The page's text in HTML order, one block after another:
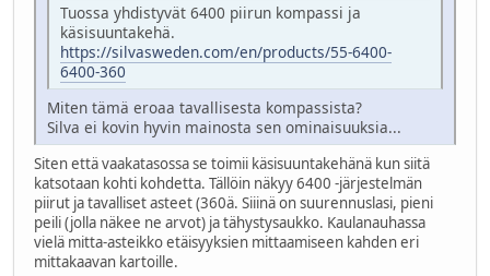
Tuossa yhdistyvät 6400 piirun kompassi ja
käsisuuntakehä.
https://silvasweden.com/en/products/55-6400-
6400-360
Miten tämä eroaa tavallisesta kompassista?
Silva ei kovin hyvin mainosta sen ominaisuuksia...
Siten että vaakatasossa se toimii käsisuuntakehänä kun siitä
katsotaan kohti kohdetta. Tällöin näkyy 6400 -järjestelmän
piirut ja tavalliset asteet (360ä. Siiinä on suurennuslasi, pieni
peili (jolla näkee ne arvot) ja tähystysaukko. Kaulanauhassa
vielä mitta-asteikko etäisyyksien mittaamiseen kahden eri
mittakaavan kartoille.